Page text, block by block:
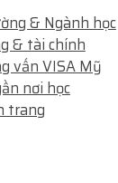
& Ngành học
& tài chính
vấn VISA Mỹ
nơi học
trang